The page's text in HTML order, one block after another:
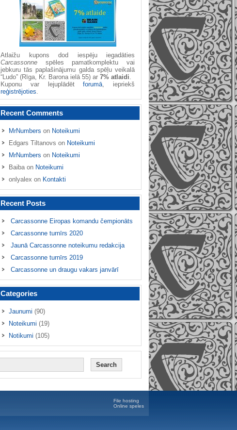
Atlaižu kupons dod iespēju iegadāties
Carcassonne spēles pamatkomplektu vai
jebkuru tās paplašinājumu galda spēļu veikalā
“Ludo” (Rīga, Kr. Barona ielā 55) ar 7% atlaidi.
Kuponu var lejuplādētforumā, iepriekš
reģistrējoties.
Recent Comments
MrNumbers on Noteikumi
Edgars Tiltanovs on Noteikumi
MrNumbers on Noteikumi
Baibaon Noteikumi
onlyalex on Kontakti
Recent Posts
Carcassonne Eiropas komandu čempionāts
Carcassonne turnīrs 2020
Jaunā Carcassonne noteikumu redakcija
Carcassonne turnīrs 2019
Carcassonne un draugu vakars janvārī
Categories
Jaunumi (90)
Noteikumi (19)
Notikumi (105)
File hosting
Online speles